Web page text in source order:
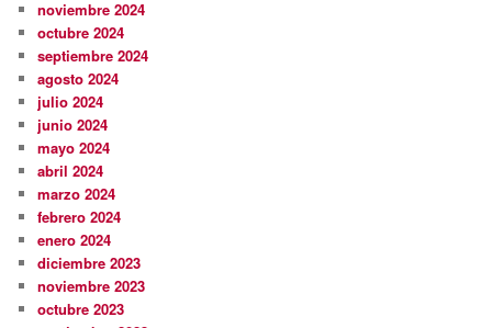
noviembre 2024
octubre 2024
septiembre 2024
agosto 2024
julio 2024
junio 2024
mayo 2024
abril 2024
marzo 2024
febrero 2024
enero 2024
diciembre 2023
noviembre 2023
octubre 2023